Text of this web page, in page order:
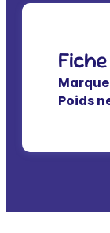
Poids